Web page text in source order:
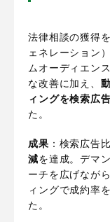
法律相談の獲得
ェネレーション
ムオーディエン
な改善に加え、
ィングを検索広
た。
成果 ：検索広告
減を達成。デマ
ーチを広げなが
ィングで成約率
た。